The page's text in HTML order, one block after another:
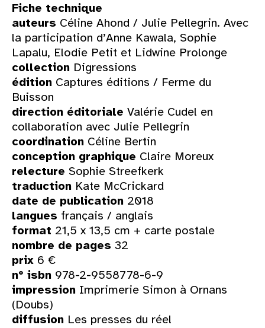
Fiche technique
auteurs Céline Ahond / Julie Pellegrin. Avec
la participation d’Anne Kawala, Sophie
Lapalu, Elodie Petit et Lidwine Prolonge
collection Digressions
édition Captures éditions / Ferme du
Buisson
direction éditoriale Valérie Cudel en
collaboration avec Julie Pellegrin
coordination Céline Bertin
conception graphique Claire Moreux
relecture Sophie Streefkerk
traduction Kate McCrickard
date de publication 2018
langues français / anglais
format 21,5 x 13,5 cm + carte postale
nombre de pages 32
prix 6 €
n° isbn 978-2-9558778-6-9
impression Imprimerie Simon à Ornans
(Doubs)
diffusion Les presses du réel